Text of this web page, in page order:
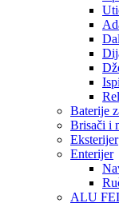
Baterije
Brisači i
Eksterijer
Enterijer
ALU